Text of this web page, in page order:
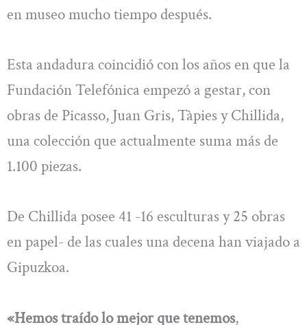
en museo mucho tiempo después.
Esta andadura coincidió con los años en que la
Fundación Telefónica empezó a gestar, con
obras de Picasso, Juan Gris, Tàpies y Chillida,
una colección que actualmente suma más de
1.100 piezas.
De Chillida posee 41 -16 esculturas y 25 obras
en papel- de las cuales una decena han viajado a
Gipuzkoa.
«Hemos traído lo mejor que tenemos,